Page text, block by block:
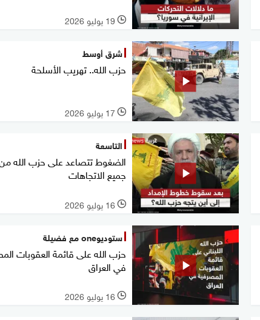
l 19 يوليو 2026
شرق أوسط
حزب الله.. تهريب الأسلحة
l 17 يوليو 2026
التاسعة
الضغوط تتصاعد على حزب الله
جميع الاتجاهات
l 16 يوليو 2026
ستوديوone مع فضيلة
حزب الله على قائمة العقوبات
في العراق
l 16 يوليو 2026